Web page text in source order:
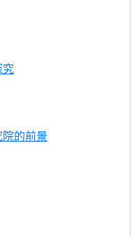
究
的前景